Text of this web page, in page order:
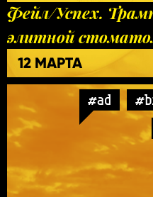
Фейл/Успех.
элитной
12 МАРТА
#ad